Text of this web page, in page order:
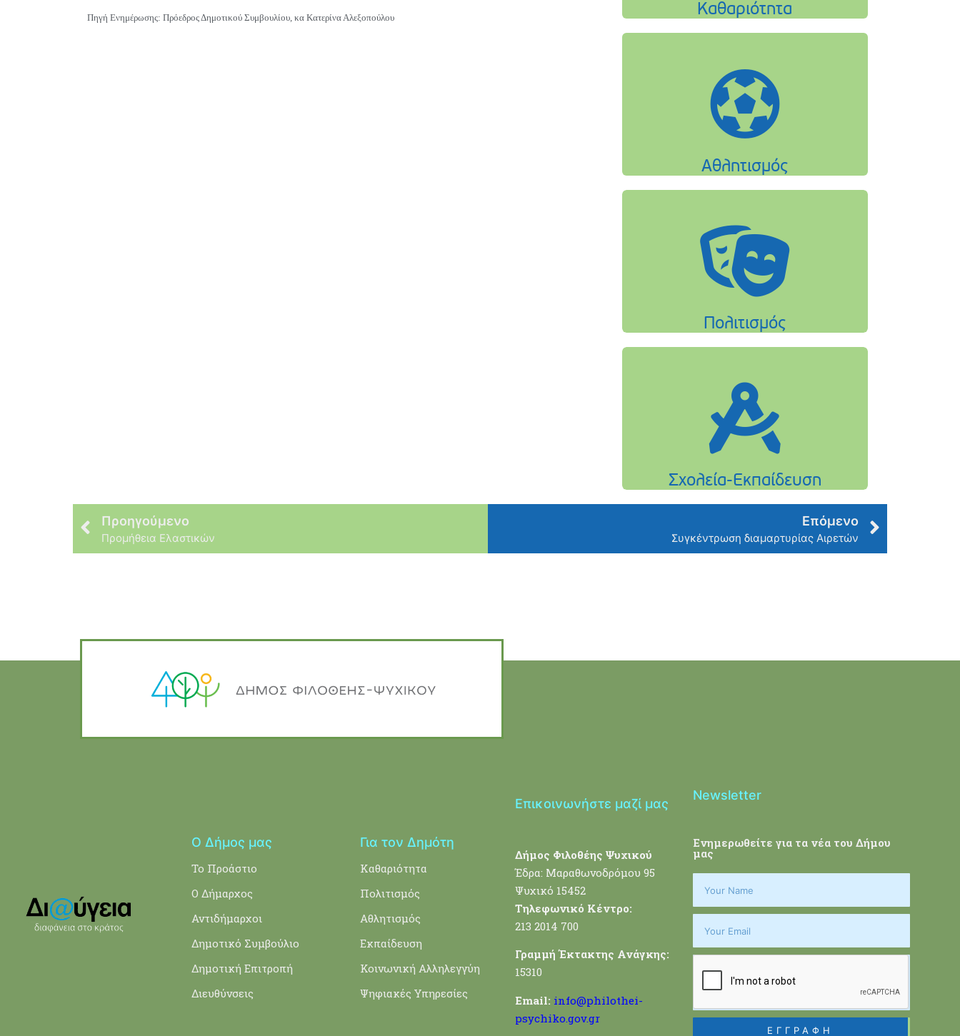
Πηγή Ενημέρωσης: Πρόεδρος Δημοτικού Συμβουλίου, κα Κατερίνα Αλεξοπούλου
Προηγούμενο
Προμήθεια Ελαστικών
Επόμενο
Συγκέντρωση διαμαρτυρίας Αιρετών
Ο Δήμος μας
Το Προάστιο
Ο Δήμαρχος
Αντιδήμαρχοι
Δημοτικό Συμβούλιο
Δημοτική Επιτροπή
Διευθύνσεις
Για τον Δημότη
Καθαριότητα
Πολιτισμός
Αθλητισμός
Εκπαίδευση
Κοινωνική Αλληλεγγύη
Ψηφιακές Υπηρεσίες
Επικοινωνήστε μαζί μας
Δήμος Φιλοθέης Ψυχικού
Έδρα: Μαραθωνοδρόμου 95
Ψυχικό 15452
Τηλεφωνικό Κέντρο:
213 2014 700
Γραμμή Έκτακτης Ανάγκης:
15310
Email: info@philothei-
psychiko.gov.gr
Newsletter
Ενημερωθείτε για τα νέα του Δήμου
μας
ΕΓΓΡΑΦΗ